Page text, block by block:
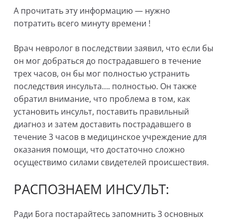
А прочитать эту информацию — нужно
потратить всего минуту времени !
Врач невролог в последствии заявил, что если бы
он мог добраться до пострадавшего в течение
трех часов, он бы мог полностью устранить
последствия инсульта…. полностью. Он также
обратил внимание, что проблема в том, как
установить инсульт, поставить правильный
диагноз и затем доставить пострадавшего в
течение 3 часов в медицинское учреждение для
оказания помощи, что достаточно сложно
осуществимо силами свидетелей происшествия.
РАСПОЗНАЕМ ИНСУЛЬТ:
Ради Бога постарайтесь запомнить 3 основных